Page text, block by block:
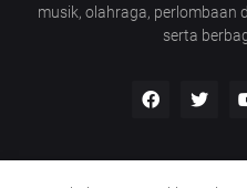
musik, olahraga, perlombaan
serta